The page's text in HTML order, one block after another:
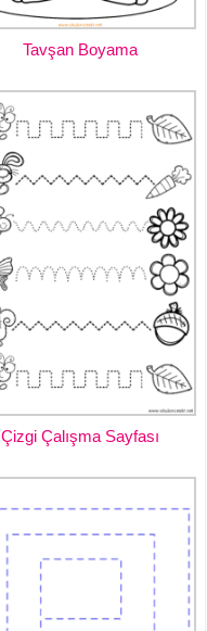
Tavşan Boyama
Çizgi Çalışma Sayfası